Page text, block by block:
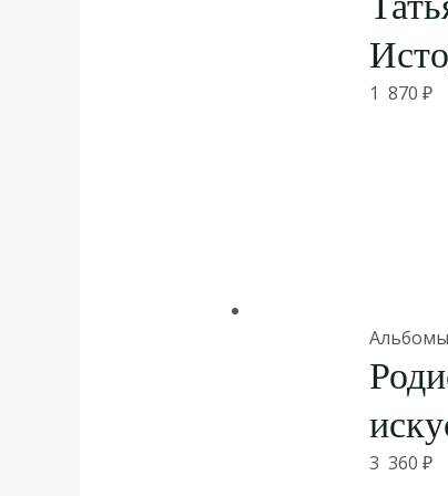
1 870₽
Альбомы
3 360₽